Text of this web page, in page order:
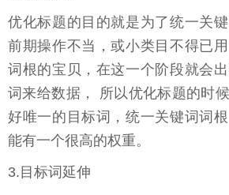
优化标题的目的就是为了统一关
前期操作不当，或小类目不得已
词根的宝贝，在这一个阶段就会
词来给数据， 所以优化标题的时
好唯一的目标词，统一关键词词
能有一个很高的权重。
3.目标词延伸